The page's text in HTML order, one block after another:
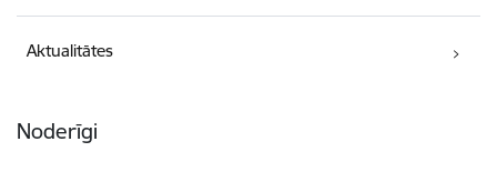
Aktualitātes
Noderīgi